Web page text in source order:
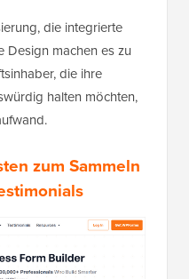
die integrierte
Design machen es zu
die ihre
halten möchten,
zum Sammeln